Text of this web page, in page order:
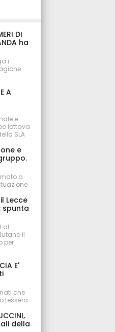
DI
ha
i
A
e
lottava
SLA
e
a
il Lecce
spunta
al
il
per
E'
che
tessera
della